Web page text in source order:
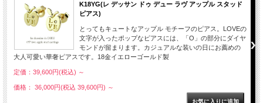
K18YG(レ デッサン ドゥ デュー ラヴ アップル スタッド
ピアス)
とってもキュートなアップル モチーフのピアス。LOVEの
文字が入ったポップなピアスには、「O」の部分にダイヤ
モンドが留まります。カジュアルな装いの日にお薦めの
大人可愛い華奢ピアスです。18金イエローゴールド製
定価：39,600円(税込) ～
価格： 36,000円(税込 39,600円) ～